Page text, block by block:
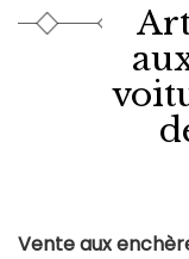
Vente aux